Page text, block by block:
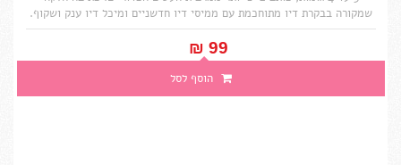
שמקורה בבקרת דיו מתוחכמת עם ממיסי דיו חדשניים ומיכל דיו ענק ושקוף.
99 ₪‎
הוסף לסל